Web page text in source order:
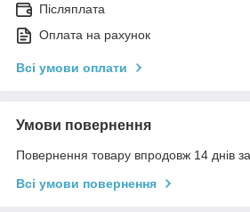
Післяплата
Оплата на рахунок
Всі умови оплати
Умови повернення
Повернення товару впродовж 14 днів
Всі умови повернення